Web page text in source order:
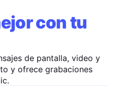
con tu
de pantalla, video y
y ofrece grabaciones